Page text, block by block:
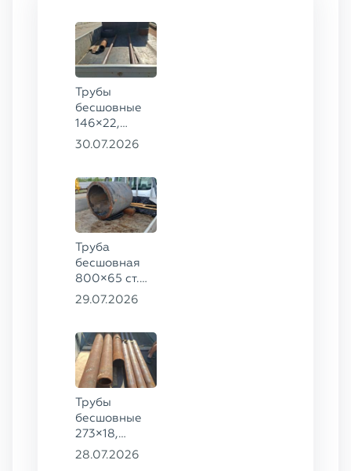
Трубы
бесшовные
146×22,
68×12 ГОСТ
30.07.2026
Труба
бесшовная
800×65 ст.
17ГС
29.07.2026
Трубы
бесшовные
273×18,
168×12 ГОСТ
28.07.2026